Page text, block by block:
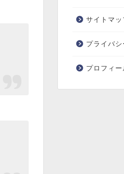
サイトマッ
プライバ
プロフィー